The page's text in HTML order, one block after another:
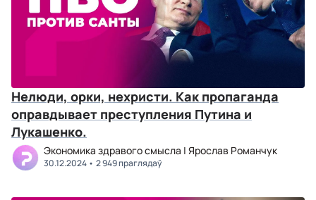
Нелюди, орки, нехристи. Как пропаганда
оправдывает преступления Путина и
Лукашенко.
Экономика здравого смысла | Ярослав Романчук
30.12.2024 2 949 праглядаў